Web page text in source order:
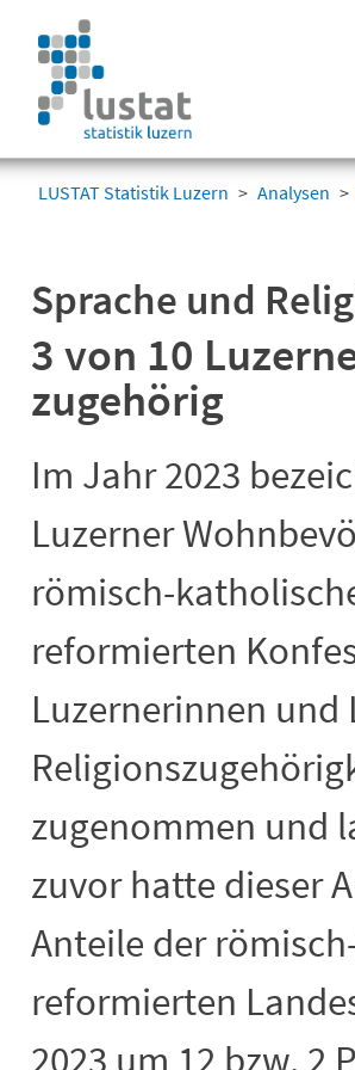
LUSTAT Statistik Luzern Analysen
Sprache und
3 von 10
zugehörig
Im Jahr 2023
Luzerner
römisch-
reformierten
Luzernerinnen und
zugenommen und
zuvor hatte dieser
Anteile der
reformierten